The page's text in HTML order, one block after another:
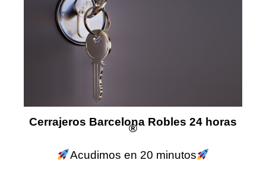
Cerrajeros Barcelona Robles 24 horas
®
Acudimos en 20 minutos